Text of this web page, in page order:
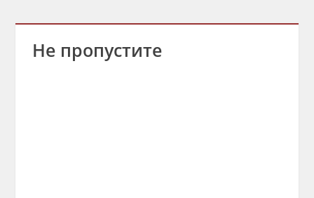
Не пропустите